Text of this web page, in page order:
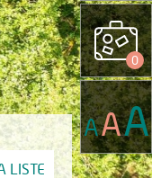
LISTE
0
AAA